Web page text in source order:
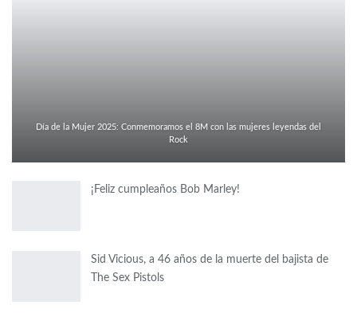
Día de la Mujer 2025: Conmemoramos el 8M con las mujeres leyendas del
Rock
¡Feliz cumpleaños Bob Marley!
Sid Vicious, a 46 años de la muerte del bajista de
The Sex Pistols